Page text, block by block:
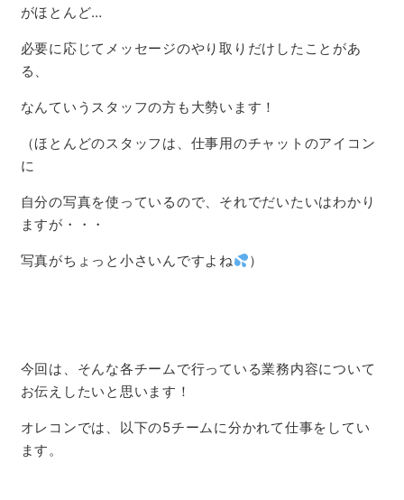
がほとんど…
必要に応じてメッセージのやり取りだけしたことがあ
る、
なんていうスタッフの方も大勢います！
（ほとんどのスタッフは、仕事用のチャットのアイコン
に
自分の写真を使っているので、それでだいたいはわかり
ますが・・・
写真がちょっと小さいんですよね ）
今回は、そんな各チームで行っている業務内容について
お伝えしたいと思います！
オレコンでは、以下の5チームに分かれて仕事をしてい
ます。